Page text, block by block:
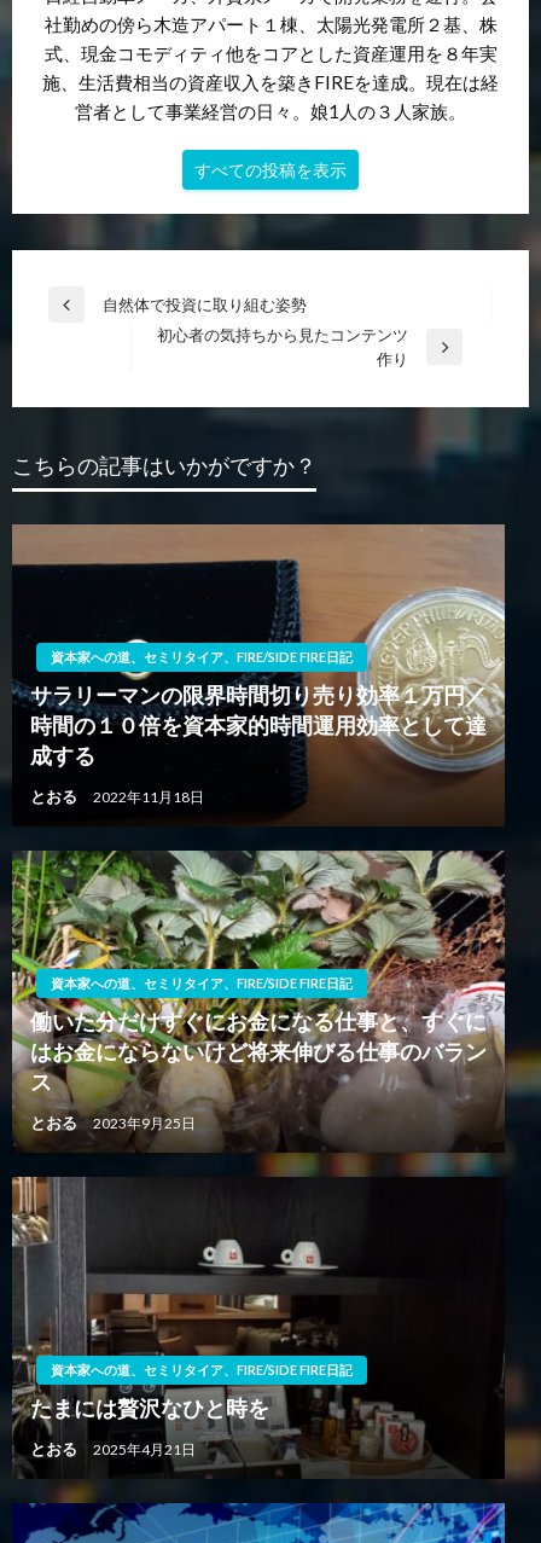
社勤めの傍ら木造アパート１棟、太陽光発電所２基、株
式、現金コモディティ他をコアとした資産運用を８年実
施、生活費相当の資産収入を築きFIREを達成。現在は経
営者として事業経営の日々。娘1人の３人家族。
すべての投稿を表示
投
ビ
ー
ン
自然体で投資に取り組む姿勢
投
初心者の気持ちから見たコンテンツ
作り
こちらの記事はいかがですか？
資本家への道、セミリタイア、FIRE/SIDE FIRE日記
サラリーマンの限界時間切り売り効率１万円／
時間の１０倍を資本家的時間運用効率として達
成する
とおる 2022年11月18日
資本家への道、セミリタイア、FIRE/SIDE FIRE日記
働いた分だけすぐにお金になる仕事と、すぐに
はお金にならないけど将来伸びる仕事のバラン
ス
とおる 2023年9月25日
資本家への道、セミリタイア、FIRE/SIDE FIRE日記
たまには贅沢なひと時を
とおる 2025年4月21日